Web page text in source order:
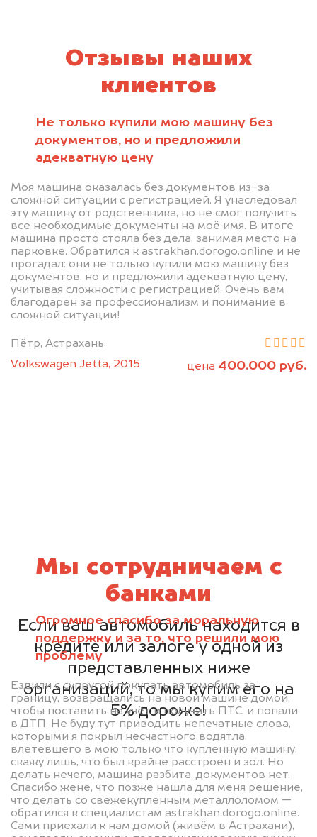
Отзывы наших
клиентов
Не только купили мою машину без
документов, но и предложили
адекватную цену
Моя машина оказалась без документов из-за
сложной ситуации с регистрацией. Я унаследовал
эту машину от родственника, но не смог получить
все необходимые документы на моё имя. В итоге
машина просто стояла без дела, занимая место на
парковке. Обратился к astrakhan.dorogo.online и не
прогадал: они не только купили мою машину без
документов, но и предложили адекватную цену,
учитывая сложности с регистрацией. Очень вам
благодарен за профессионализм и понимание в
сложной ситуации!
Пётр, Астрахань
Volkswagen Jetta, 2015
цена 400.000 руб.
Огромное спасибо за моральную
поддержку и за то, что решили мою
проблему
Ездили с супругой покупать автомобиль за
границу, возвращались на новой машине домой,
чтобы поставить на учёт и получить ПТС, и попали
в ДТП. Не буду тут приводить непечатные слова,
которыми я покрыл несчастного водятла,
влетевшего в мою только что купленную машину,
скажу лишь, что был крайне расстроен и зол. Но
делать нечего, машина разбита, документов нет.
Спасибо жене, что позже нашла для меня решение,
что делать со свежекупленным металлоломом —
обратился к специалистам astrakhan.dorogo.online.
Сами приехали к нам домой (живём в Астрахани),
Мы сотрудничаем с
банками
Если ваш автомобиль находится в
кредите или залоге у одной из
представленных ниже
организаций, то мы купим его на
5% дороже!